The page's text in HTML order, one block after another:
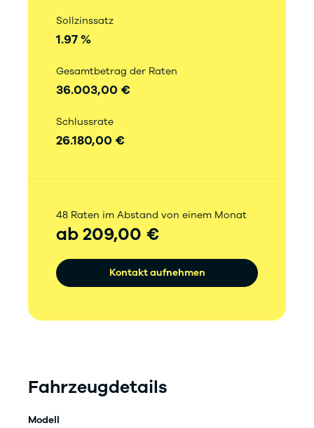
Sollzinssatz
1.97 %
Gesamtbetrag der Raten
36.003,00 €
Schlussrate
26.180,00 €
48 Raten im Abstand von einem Monat
ab 209,00 €
Kontakt aufnehmen
Fahrzeugdetails
Modell